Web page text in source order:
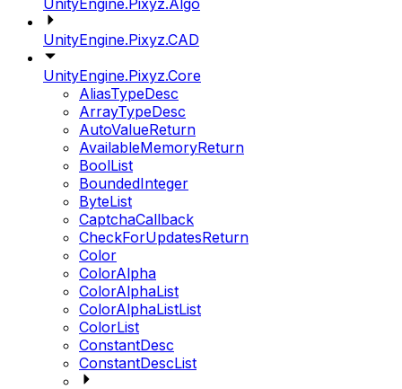
UnityEngine.Pixyz.Algo
UnityEngine.Pixyz.CAD
UnityEngine.Pixyz.Core
AliasTypeDesc
ArrayTypeDesc
AutoValueReturn
AvailableMemoryReturn
BoolList
BoundedInteger
ByteList
CaptchaCallback
CheckForUpdatesReturn
Color
ColorAlpha
ColorAlphaList
ColorAlphaListList
ColorList
ConstantDesc
ConstantDescList